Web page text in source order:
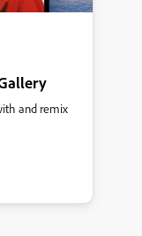
and remix